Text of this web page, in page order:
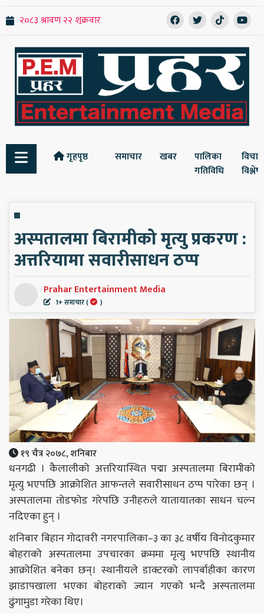
गृहपृष्ठ समाचार खबर
पालिका
गतिविधि
अस्पतालमा बिरामीको मृत्यु प्रकरण :
अत्तरियामा सवारीसाधन ठप्प
Prahar Entertainment Media
1+ समाचार ( )
१९ चैत्र २०७८, शनिबार
धनगढी । कैलालीको अत्तरियास्थित पद्मा अस्पतालमा बिरामीको
मृत्यु भएपछि आक्रोशित आफन्तले सवारीसाधन ठप्प पारेका छन् ।
अस्पतालमा तोडफोड गरेपछि उनीहरुले यातायातका साधन चल्न
नदिएका हुन् ।
शनिबार बिहान गोदावरी नगरपालिका–३ का ३८ वर्षीय विनोदकुमार
बोहराको अस्पतालमा उपचारका क्रममा मृत्यु भएपछि स्थानीय
आक्रोशित बनेका छन्। स्थानीयले डाक्टरको लापर्बाहीका कारण
झाडापखाला भएका बोहराको ज्यान गएको भन्दै अस्पतालमा
ढुंगामुडा गरेका थिए।